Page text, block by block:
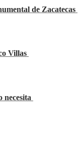
de Zacatecas
Villas